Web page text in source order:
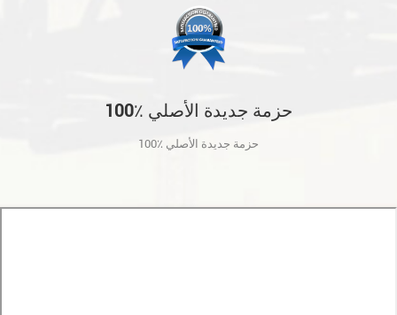
100٪ حزمة جديدة الأصلي
100٪ حزمة جديدة الأصلي